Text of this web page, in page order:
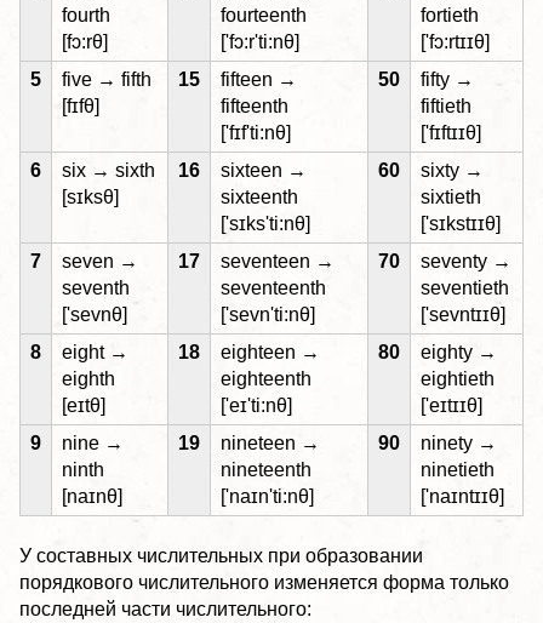
fourth
[fɔ:rθ]
fourteenth
['fɔ:r'ti:nθ]
fortieth
['fɔ:rtɪɪθ]
5
five → fifth
[fɪfθ]
15
fifteen →
fifteenth
['fɪf'ti:nθ]
50
fifty →
fiftieth
['fɪftɪɪθ]
6
six → sixth
[sɪksθ]
16
sixteen →
sixteenth
['sɪks'ti:nθ]
60
sixty →
sixtieth
['sɪkstɪɪθ]
7
seven →
seventh
['sevnθ]
17
seventeen →
seventeenth
['sevn'ti:nθ]
70
seventy →
seventieth
['sevntɪɪθ]
8
eight →
eighth
[eɪtθ]
18
eighteen →
eighteenth
['eɪ'ti:nθ]
80
eighty →
eightieth
['eɪtɪɪθ]
9
nine →
ninth
[naɪnθ]
19
nineteen →
nineteenth
['naɪn'ti:nθ]
90
ninety →
ninetieth
['naɪntɪɪθ]
У составных числительных при образовании
порядкового числительного изменяется форма только
последней части числительного: